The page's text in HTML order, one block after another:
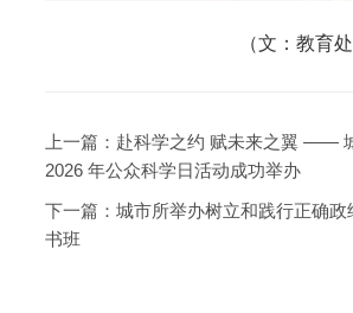
（文：教育
上一篇： 赴科学之约 赋未来之翼 ——
2026 年公众科学日活动成功举办
下一篇： 城市所举办树立和践行正确
书班